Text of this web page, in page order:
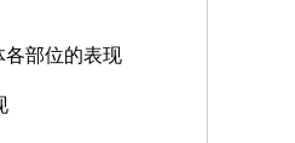
各部位的表现